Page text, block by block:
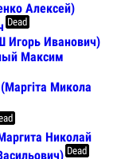
Алексей)
Dead
Иванович)
Максим
Микола
Николай
Dead